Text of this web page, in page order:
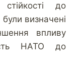
до
були визначені
впливу
НАТО до